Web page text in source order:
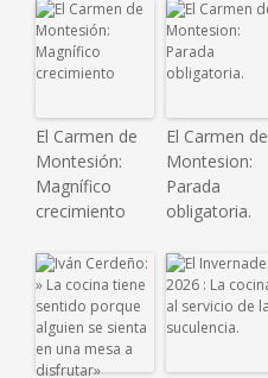
El Carmen de
Montesión:
Magnífico
crecimiento
El Carmen de
Montesion:
Parada
obligatoria.